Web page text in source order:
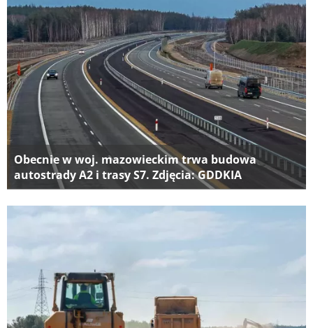
Obecnie w woj. mazowieckim trwa budowa
autostrady A2 i trasy S7. Zdjęcia: GDDKIA